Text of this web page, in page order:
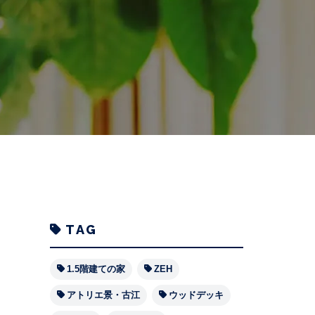
TAG
1.5階建ての家 ZEH
アトリエ景・古江 ウッドデッキ